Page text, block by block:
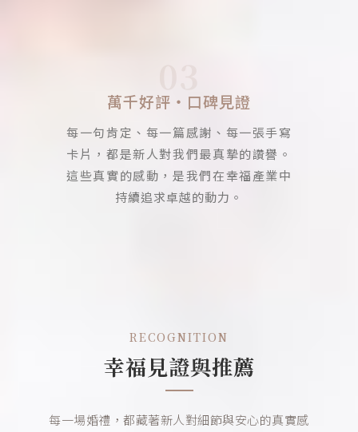
萬千好評・口碑見證
每一句肯定、每一篇感謝、每一張手寫
卡片，都是新人對我們最真摯的讚譽。
這些真實的感動，是我們在幸福產業中
持續追求卓越的動力。
RECOGNITION
幸福見證與推薦
每一場婚禮，都藏著新人對細節與安心的真實感